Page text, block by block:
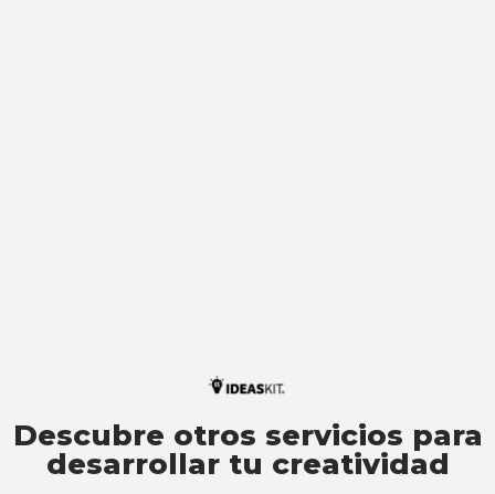
Descubre otros servicios para
desarrollar tu creatividad